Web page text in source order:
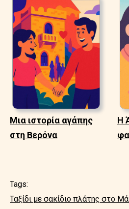
Μια ιστορία αγάπης
στη Βερόνα
Η
Tags:
Ταξίδι με σακίδιο πλάτης στο